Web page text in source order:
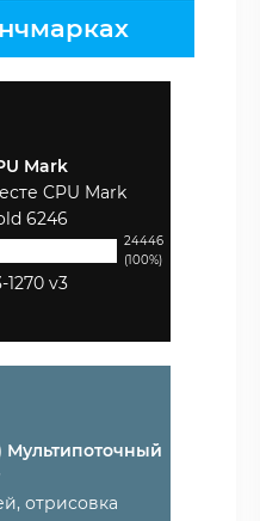
Mark
CPU Mark
6246
24446
(100%)
1270 v3
Мультипоточный
отрисовка